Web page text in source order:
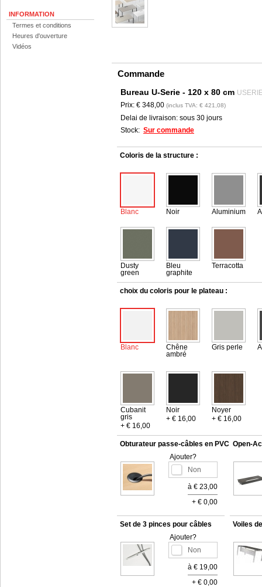
INFORMATION
Termes et conditions
Heures d'ouverture
Vidéos
Commande
Bureau U-Serie - 120 x 80 cm
Prix: € 348,00 (inclus TVA: € 421,08)
Delai de livraison: sous 30 jours
Stock: Sur commande
Coloris de la structure :
Blanc Noir Aluminium
Dusty
green
Bleu
graphite
Terracotta
choix du coloris pour le plateau :
Blanc
Chêne
ambré
Gris perle
Cubanit
gris
+ € 16,00
Noir
+ € 16,00
Noyer
+ € 16,00
Obturateur passe-câbles en PVC
Ajouter?
à € 23,00
+ € 0,00
Open-
Set de 3 pinces pour câbles
Ajouter?
à € 19,00
+ € 0,00
Voiles